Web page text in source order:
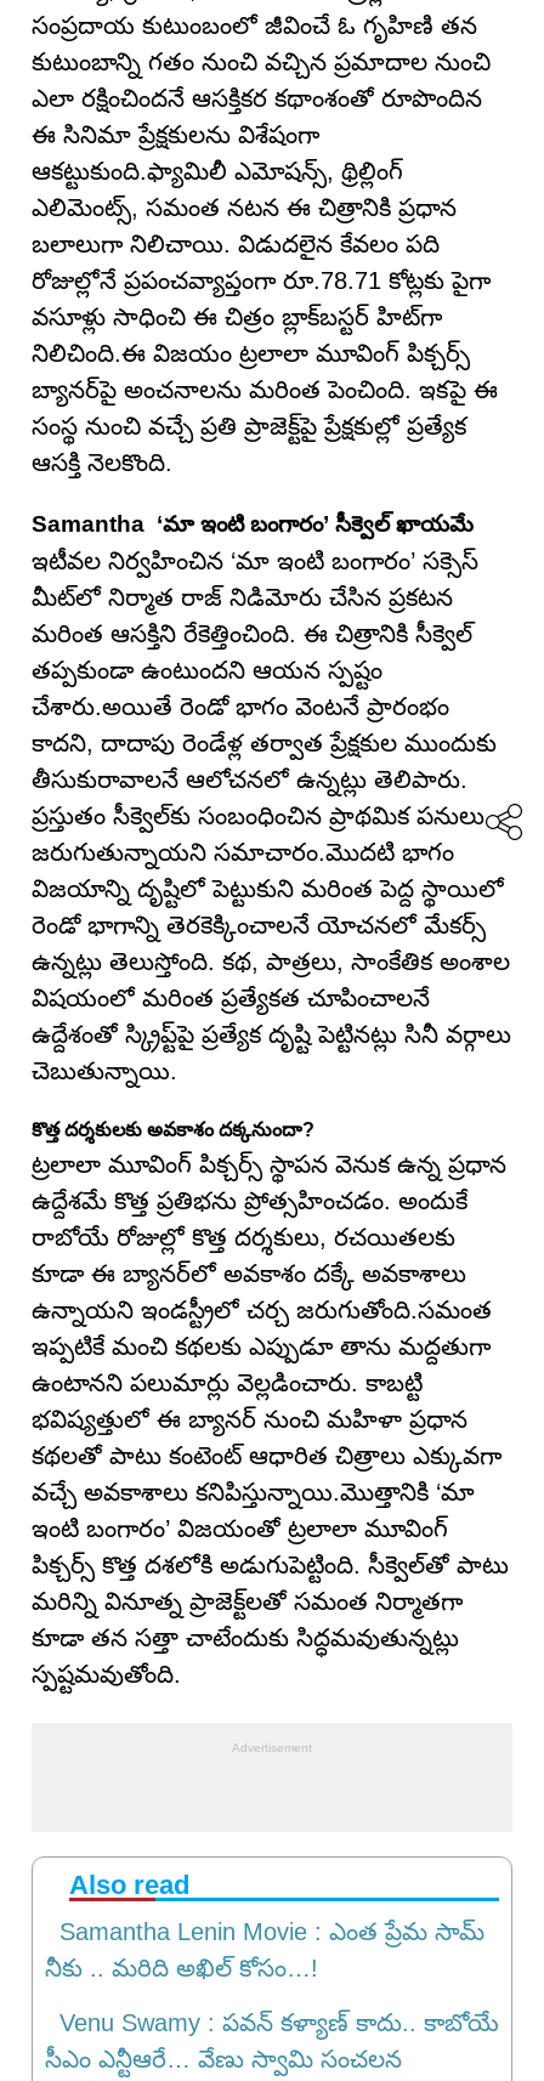
సంప్రదాయ కుటుంబంలో జీవించే ఓ గృహిణి తన
కుటుంబాన్ని గతం నుంచి వచ్చిన ప్రమాదాల నుంచి
ఎలా రక్షించిందనే ఆసక్తికర కథాంశంతో రూపొందిన
ఈ సినిమా ప్రేక్షకులను విశేషంగా
ఆకట్టుకుంది.ఫ్యామిలీ ఎమోషన్స్, థ్రిల్లింగ్
ఎలిమెంట్స్, సమంత నటన ఈ చిత్రానికి ప్రధాన
బలాలుగా నిలిచాయి. విడుదలైన కేవలం పది
రోజుల్లోనే ప్రపంచవ్యాప్తంగా రూ.78.71 కోట్లకు పైగా
వసూళ్లు సాధించి ఈ చిత్రం బ్లాక్‌బస్టర్ హిట్‌గా
నిలిచింది.ఈ విజయం ట్రలాలా మూవింగ్ పిక్చర్స్
బ్యానర్‌పై అంచనాలను మరింత పెంచింది. ఇకపై ఈ
సంస్థ నుంచి వచ్చే ప్రతి ప్రాజెక్ట్‌పై ప్రేక్షకుల్లో ప్రత్యేక
ఆసక్తి నెలకొంది.
Samantha ‘మా ఇంటి బంగారం’ సీక్వెల్ ఖాయమే
ఇటీవల నిర్వహించిన ‘మా ఇంటి బంగారం’ సక్సెస్
మీట్‌లో నిర్మాత రాజ్ నిడిమోరు చేసిన ప్రకటన
మరింత ఆసక్తిని రేకెత్తించింది. ఈ చిత్రానికి సీక్వెల్
తప్పకుండా ఉంటుందని ఆయన స్పష్టం
చేశారు.అయితే రెండో భాగం వెంటనే ప్రారంభం
కాదని, దాదాపు రెండేళ్ల తర్వాత ప్రేక్షకుల ముందుకు
తీసుకురావాలనే ఆలోచనలో ఉన్నట్లు తెలిపారు.
ప్రస్తుతం సీక్వెల్‌కు సంబంధించిన ప్రాథమిక పనులు
జరుగుతున్నాయని సమాచారం.మొదటి భాగం
విజయాన్ని దృష్టిలో పెట్టుకుని మరింత పెద్ద స్థాయిలో
రెండో భాగాన్ని తెరకెక్కించాలనే యోచనలో మేకర్స్
ఉన్నట్లు తెలుస్తోంది. కథ, పాత్రలు, సాంకేతిక అంశాల
విషయంలో మరింత ప్రత్యేకత చూపించాలనే
ఉద్దేశంతో స్క్రిప్ట్‌పై ప్రత్యేక దృష్టి పెట్టినట్లు సినీ వర్గాలు
చెబుతున్నాయి.
కొత్త దర్శకులకు అవకాశం దక్కనుందా?
ట్రలాలా మూవింగ్ పిక్చర్స్ స్థాపన వెనుక ఉన్న ప్రధాన
ఉద్దేశమే కొత్త ప్రతిభను ప్రోత్సహించడం. అందుకే
రాబోయే రోజుల్లో కొత్త దర్శకులు, రచయితలకు
కూడా ఈ బ్యానర్‌లో అవకాశం దక్కే అవకాశాలు
ఉన్నాయని ఇండస్ట్రీలో చర్చ జరుగుతోంది.సమంత
ఇప్పటికే మంచి కథలకు ఎప్పుడూ తాను మద్దతుగా
ఉంటానని పలుమార్లు వెల్లడించారు. కాబట్టి
భవిష్యత్తులో ఈ బ్యానర్ నుంచి మహిళా ప్రధాన
కథలతో పాటు కంటెంట్ ఆధారిత చిత్రాలు ఎక్కువగా
వచ్చే అవకాశాలు కనిపిస్తున్నాయి.మొత్తానికి ‘మా
ఇంటి బంగారం’ విజయంతో ట్రలాలా మూవింగ్
పిక్చర్స్ కొత్త దశలోకి అడుగుపెట్టింది. సీక్వెల్‌తో పాటు
మరిన్ని వినూత్న ప్రాజెక్ట్‌లతో సమంత నిర్మాతగా
కూడా తన సత్తా చాటేందుకు సిద్ధమవుతున్నట్లు
స్పష్టమవుతోంది.
Also read
Samantha Lenin Movie : ఎంత ప్రేమ సామ్
నీకు .. మరిది అఖిల్ కోసం…!
Venu Swamy : పవన్ కళ్యాణ్ కాదు.. కాబోయే
సీఎం ఎన్టీఆరే… వేణు స్వామి సంచలన